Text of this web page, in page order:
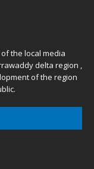
the local media
delta region ,
of the region